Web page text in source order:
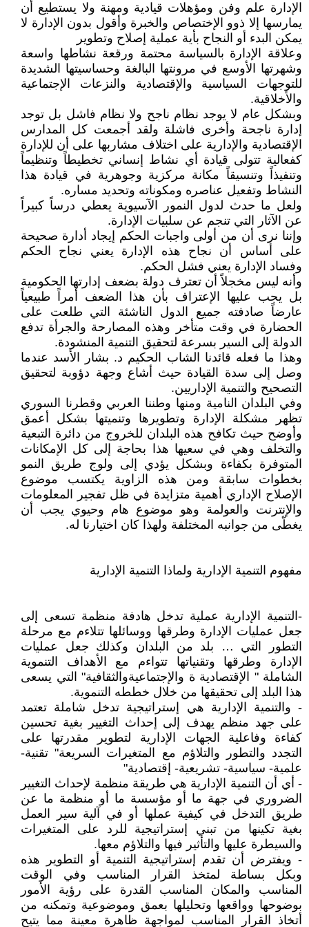
الإدارة علم وفن ومؤهلات قيادية ومهنة ولا يستطيع أن
يمارسها إلا ذوو الإختصاص والخبرة وأقول بدون الإدارة لا
يمكن البدء أو النجاح بأية عملية إصلاح وتطوير
وعلاقة الإدارة بالسياسة محتمة ورقعة نشاطها واسعة
وشهرتها الأوسع في مرونتها البالغة وحساسيتها الشديدة
للتوجهات السياسية والإقتصادية والنزعات الإجتماعية
والأخلاقية.
وبشكل عام لا يوجد نظام ناجح ولا نظام فاشل بل توجد
إدارة ناجحة وأخرى فاشلة ولقد أجمعت كل المدارس
الإقتصادية والإدارية على اختلاف مشاربها على أن للإدارة
كفعالية تتولى قيادة أي نشاط إنساني تخطيطاً وتنظيماً
وتنفيذاً وتنسيقاً مكانة مركزية وجوهرية في قيادة هذا
النشاط وتفعيل عناصره ومكوناته وتحديد مساره.
ولعل ما حدث لدول النمور الآسيوية يعطي درساً كبيراً
عن الآثار التي تنجم عن سلبيات الإدارة.
وإننا نرى أن من أولى واجبات الحكم إيجاد أدارة صحيحة
على أساس أن نجاح هذه الإدارة يعني نجاح الحكم
وفساد الإدارة يعني فشل الحكم.
وأنه ليس مخجلاً أن تعترف دولة بضعف إدارتها الحكومية
بل يجب عليها الإعتراف بأن هذا الضعف أمراً طبيعياً
عارضاً صادفته جميع الدول الناشئة التي طلعت على
الحضارة في وقت متأخر وهذه المصارحة والجرأة تدفع
الدولة إلى السير بسرعة لتحقيق التنمية المنشودة.
وهذا ما فعله قائدنا الشاب الحكيم د. بشار الأسد عندما
وصل إلى سدة القيادة حيث أشاع وجهة دؤوبة لتحقيق
التصحيح والتنمية الإداريين.
وفي البلدان النامية ومنها وطننا العربي وقطرنا السوري
تظهر مشكلة الإدارة وتطويرها وتنميتها بشكل أعمق
وأوضح حيث تكافح هذه البلدان للخروج من دائرة التبعية
والتخلف وهي في سعيها هذا بحاجة إلى كل الإمكانات
المتوفرة بكفاءة وبشكل يؤدي إلى ولوج طريق النمو
بخطوات سابقة ومن هذه الزاوية يكتسب موضوع
الإصلاح الإداري أهمية متزايدة في ظل تفجير المعلومات
والإنترنت والعولمة وهو موضوع هام وحيوي يجب أن
يغطّى من جوانبه المختلفة ولهذا كان اختيارنا له.
مفهوم التنمية الإدارية ولماذا التنمية الإدارية
-التنمية الإدارية عملية تدخل هادفة منظمة تسعى إلى
جعل عمليات الإدارة وطرقها ووسائلها تتلاءم مع مرحلة
التطور التي … بلد من البلدان وكذلك جعل عمليات
الإدارة وطرقها وتقنياتها تتواءم مع الأهداف التنموية
الشاملة " الإقتصادية ة والإجتماعيةوالثقافية" التي يسعى
هذا البلد إلى تحقيقها من خلال خططه التنموية.
- والتنمية الإدارية هي إستراتيجية تدخل شاملة تعتمد
على جهد منظم يهدف إلى إحداث التغيير بغية تحسين
كفاءة وفاعلية الجهات الإدارية لتطوير مقدرتها على
التجدد والتطور والتلاؤم مع المتغيرات السريعة" تقنية-
علمية- سياسية- تشريعية- إقتصادية"
- أي أن التنمية الإدارية هي طريقة منظمة لإحداث التغيير
الضروري في جهة ما أو مؤسسة ما أو منظمة ما عن
طريق التدخل في كيفية عملها أو في آلية سير العمل
بغية تكينها من تبني إستراتيجية للرد على المتغيرات
والسيطرة عليها والتأثير فيها والتلاؤم معها.
- ويفترض أن تقدم إستراتيجية التنمية أو التطوير هذه
وبكل بساطة لمتخذ القرار المناسب وفي الوقت
المناسب والمكان المناسب القدرة على رؤية الأمور
بوضوحها وواقعها وتحليلها بعمق وموضوعية وتمكنه من
أتخاذ القرار المناسب لمواجهة ظاهرة معينة مما يتيح